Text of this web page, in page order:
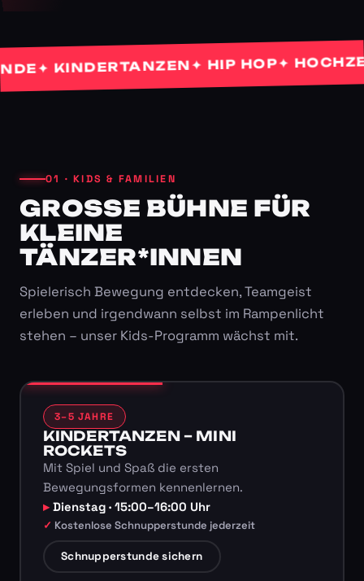
✦ KINDERTANZEN✦ HIP HOP✦
01 · KIDS & FAMILIEN
GROSSE BÜHNE FÜR K
LEINE T
ÄNZER*INNEN
Spielerisch Bewegung entdecken, Teamgeist
erleben und irgendwann selbst im Rampenlicht
stehen – unser Kids-Programm wächst mit.
3–5 JAHRE
KINDERTANZEN – MINI
ROCKETS
Mit Spiel und Spaß die ersten
Bewegungsformen kennenlernen.
Dienstag · 15:00–16:00 Uhr
Kostenlose Schnupperstunde jederzeit
Schnupperstunde sichern